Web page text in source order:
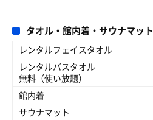
タオル・館内着・サウナマット
レンタルフェイスタオル
レンタルバスタオル
無料（使い放題）
館内着
サウナマット